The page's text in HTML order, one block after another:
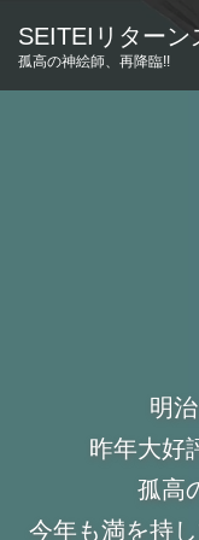
SEITEIリター
孤高の神絵師、再降臨!!
明
昨年大好
孤高
今年も満を持